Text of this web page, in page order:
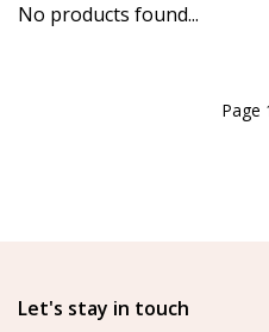
No products found...
Page
Let's stay in touch